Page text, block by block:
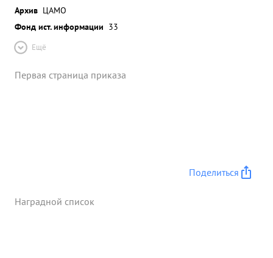
Архив ЦАМО
Фонд ист. информации 33
Ещё
Первая страница приказа
Поделиться
Наградной список